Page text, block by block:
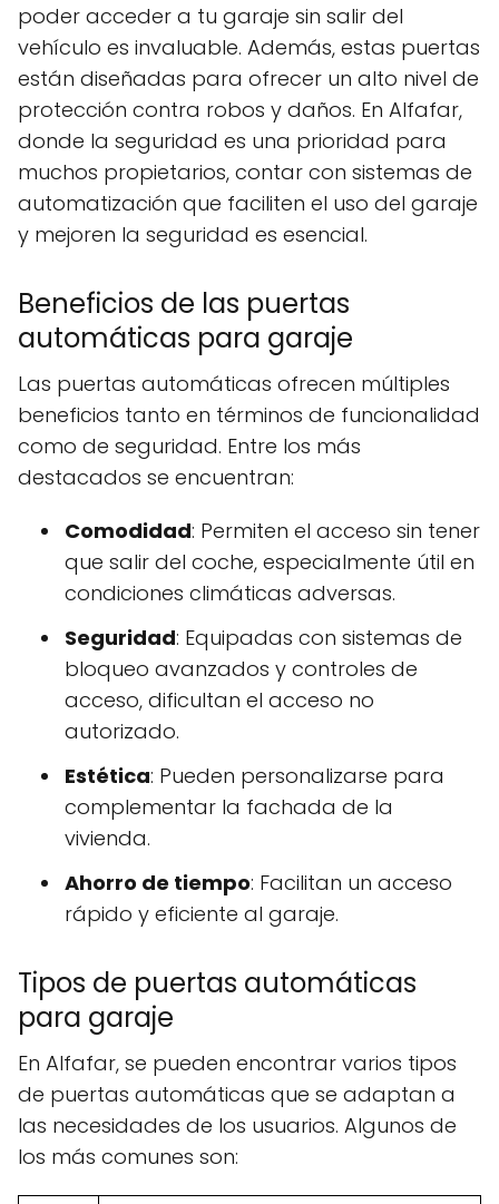
poder acceder a tu garaje sin salir del
vehículo es invaluable. Además, estas puertas
están diseñadas para ofrecer un alto nivel de
protección contra robos y daños. En Alfafar,
donde la seguridad es una prioridad para
muchos propietarios, contar con sistemas de
automatización que faciliten el uso del garaje
y mejoren la seguridad es esencial.
Beneficios de las puertas
automáticas para garaje
Las puertas automáticas ofrecen múltiples
beneficios tanto en términos de funcionalidad
como de seguridad. Entre los más
destacados se encuentran:
Comodidad: Permiten el acceso sin tener
que salir del coche, especialmente útil en
condiciones climáticas adversas.
Seguridad: Equipadas con sistemas de
bloqueo avanzados y controles de
acceso, dificultan el acceso no
autorizado.
Estética: Pueden personalizarse para
complementar la fachada de la
vivienda.
Ahorro de tiempo: Facilitan un acceso
rápido y eficiente al garaje.
Tipos de puertas automáticas
para garaje
En Alfafar, se pueden encontrar varios tipos
de puertas automáticas que se adaptan a
las necesidades de los usuarios. Algunos de
los más comunes son: